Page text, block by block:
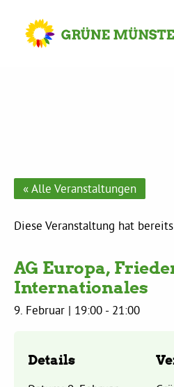
Kreisgeschäftsstelle
Mitgliederversammlung
Ortsverbände
Kommissionen
Satzung
« Alle Veranstaltungen
Diese Veranstaltung hat
AG Europa,
Internationales
9. Februar | 19:00 - 21:00
Details